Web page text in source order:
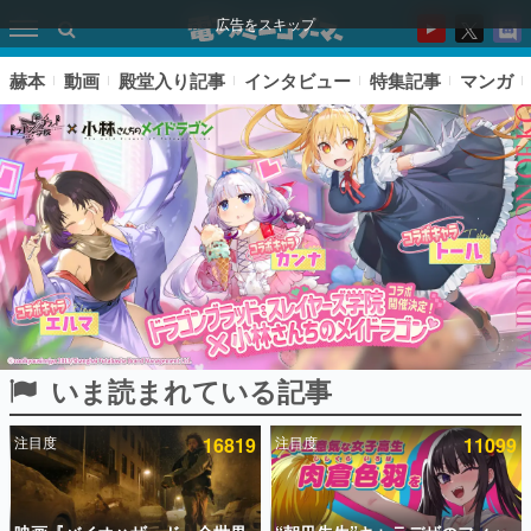
広告をスキップ
ピックアップ
電ファミのいま読まれている記事ランキング
アプリセール情報
赫本 動画 殿堂入り記事 インタビュー 特集記事 マンガ
いま読まれている記事
注目度 16819 注目度 11099